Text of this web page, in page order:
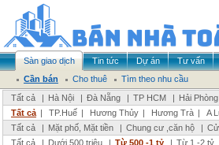
Sàn giao dịch Tin tức Dự án Tư vấn
Cần bán
Cho thuê
Tìm theo nhu cầu
Tất cả
| Hà Nội | Đà Nẵng | TP HCM | Hải Phòng
Tất cả | TP.Huế | Hương Thủy | Hương Trà | A
Tất cả
| Mặt phố, Mặt tiền | Chung cư ,căn hộ |
Tất cả
| Dưới 500 triệu | Từ 500 -1 tỷ | Từ 1 -2 tỷ